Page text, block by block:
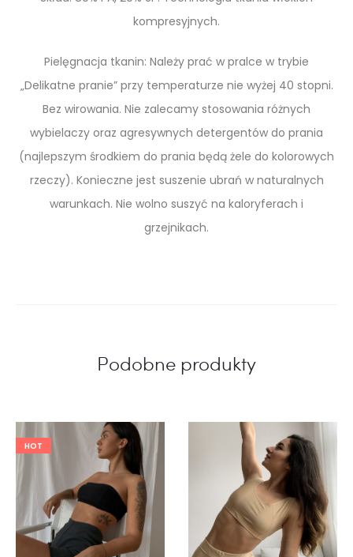
kompresyjnych.
Pielęgnacja tkanin: Należy prać w pralce w trybie
„Delikatne pranie” przy temperaturze nie wyżej 40 stopni.
Bez wirowania. Nie zalecamy stosowania różnych
wybielaczy oraz agresywnych detergentów do prania
(najlepszym środkiem do prania będą żele do kolorowych
rzeczy). Konieczne jest suszenie ubrań w naturalnych
warunkach. Nie wolno suszyć na kaloryferach i
grzejnikach.
Podobne produkty
HOT